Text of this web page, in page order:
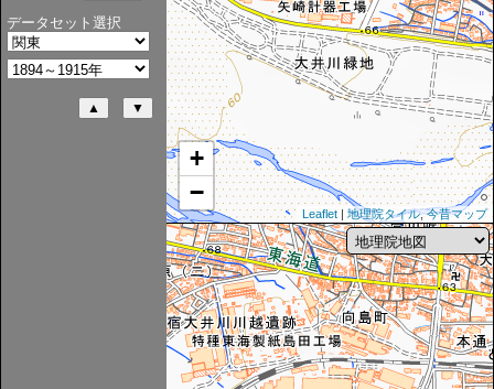
+
−
Leaflet | 地理院タイル,今昔マップ
データセット選択